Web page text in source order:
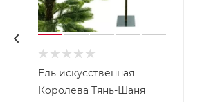
Ель искусственная
Королева Тянь-Шаня